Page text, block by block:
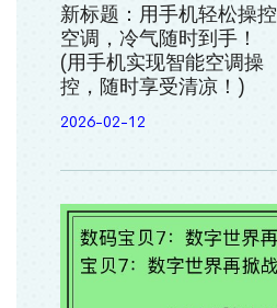
新标题：用手机轻松操控
空调，冷气随时到手！
(用手机实现智能空调操
控，随时享受清凉！)
2026-02-12